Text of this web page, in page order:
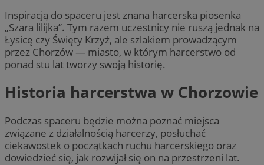
Inspiracją do spaceru jest znana harcerska piosenka
„Szara lilijka”. Tym razem uczestnicy nie ruszą jednak na
Łysicę czy Święty Krzyż, ale szlakiem prowadzącym
przez Chorzów — miasto, w którym harcerstwo od
ponad stu lat tworzy swoją historię.
Historia harcerstwa w Chorzowie
Podczas spaceru będzie można poznać miejsca
związane z działalnością harcerzy, posłuchać
ciekawostek o początkach ruchu harcerskiego oraz
dowiedzieć się, jak rozwijał się on na przestrzeni lat.